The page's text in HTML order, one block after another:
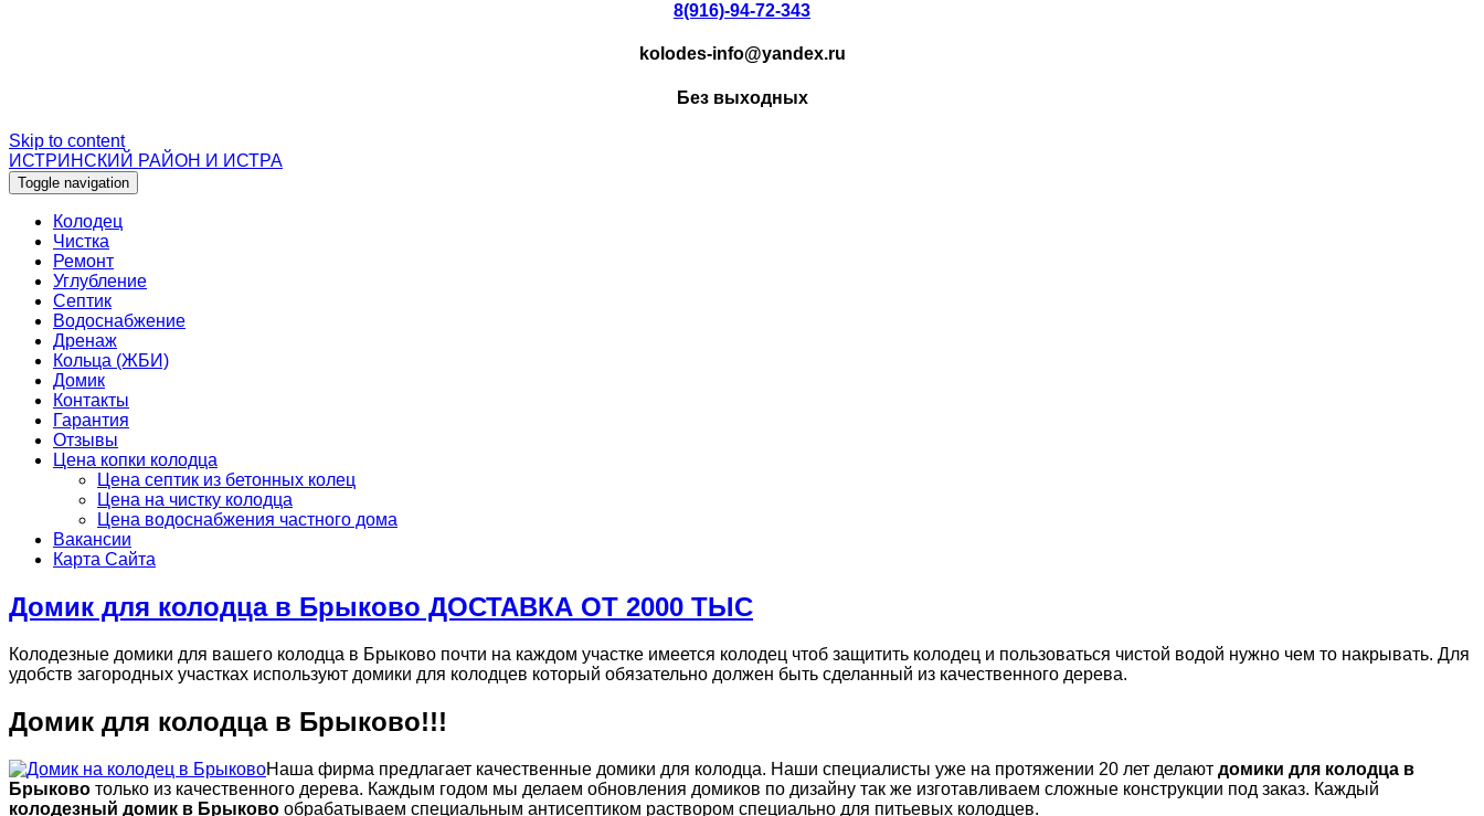
8(916)-94-72-343
kolodes-info@yandex.ru
Без выходных
Skip to content
ИСТРИНСКИЙ РАЙОН И ИСТРА
Toggle navigation
Колодец
Чистка
Ремонт
Углубление
Септик
Водоснабжение
Дренаж
Кольца (ЖБИ)
Домик
Контакты
Гарантия
Отзывы
Цена копки колодца
Цена септик из бетонных колец
Цена на чистку колодца
Цена водоснабжения частного дома
Вакансии
Карта Сайта
Домик для колодца в Брыково ДОСТАВКА ОТ 2000 ТЫС
Колодезные домики для вашего колодца в Брыково почти на каждом участке имеется колодец чтоб защитить колодец и пользоваться чистой водой нужно чем то накрывать. Для
удобств загородных участках используют домики для колодцев который обязательно должен быть сделанный из качественного дерева.
Домик для колодца в Брыково!!!
Наша фирма предлагает качественные домики для колодца. Наши специалисты уже на протяжении 20 лет делают домики для колодца в
Брыково только из качественного дерева. Каждым годом мы делаем обновления домиков по дизайну так же изготавливаем сложные конструкции под заказ. Каждый
колодезный домик в Брыково обрабатываем специальным антисептиком раствором специально для питьевых колодцев.